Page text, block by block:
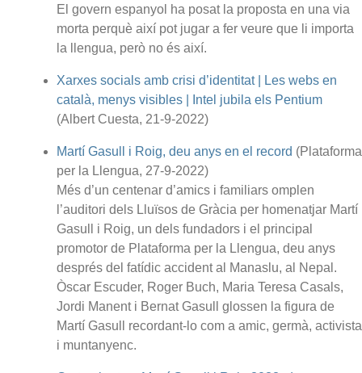
El govern espanyol ha posat la proposta en una via
morta perquè així pot jugar a fer veure que li importa
la llengua, però no és així.
Xarxes socials amb crisi d’identitat | Les webs en
català, menys visibles | Intel jubila els Pentium
(Albert Cuesta, 21-9-2022)
Martí Gasull i Roig, deu anys en el record (Plataforma
per la Llengua, 27-9-2022)
Més d’un centenar d’amics i familiars omplen
l’auditori dels Lluïsos de Gràcia per homenatjar Martí
Gasull i Roig, un dels fundadors i el principal
promotor de Plataforma per la Llengua, deu anys
després del fatídic accident al Manaslu, al Nepal.
Òscar Escuder, Roger Buch, Maria Teresa Casals,
Jordi Manent i Bernat Gasull glossen la figura de
Martí Gasull recordant-lo com a amic, germà, activista
i muntanyenc.